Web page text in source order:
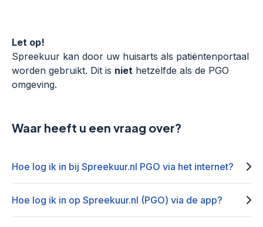
Let op!
Spreekuur kan door uw huisarts als patiëntenportaal
worden gebruikt. Dit is niet hetzelfde als de PGO
omgeving.
Waar heeft u een vraag over?
Hoe log ik in bij Spreekuur.nl PGO via het internet?
Hoe log ik in op Spreekuur.nl (PGO) via de app?